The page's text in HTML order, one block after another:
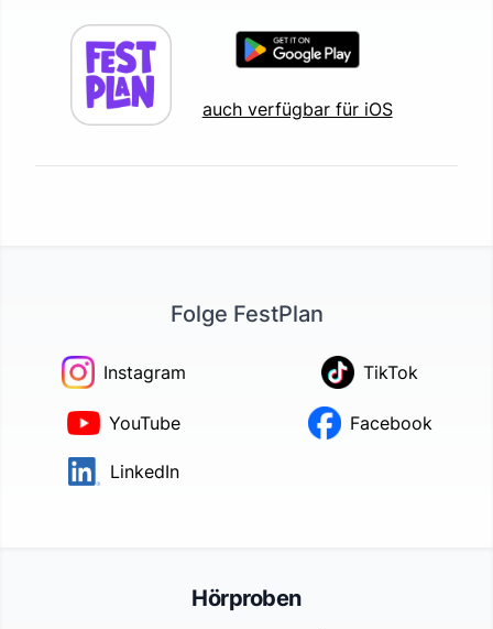
auch verfügbar für iOS
Folge FestPlan
Instagram TikTok
YouTube Facebook
LinkedIn
Hörproben